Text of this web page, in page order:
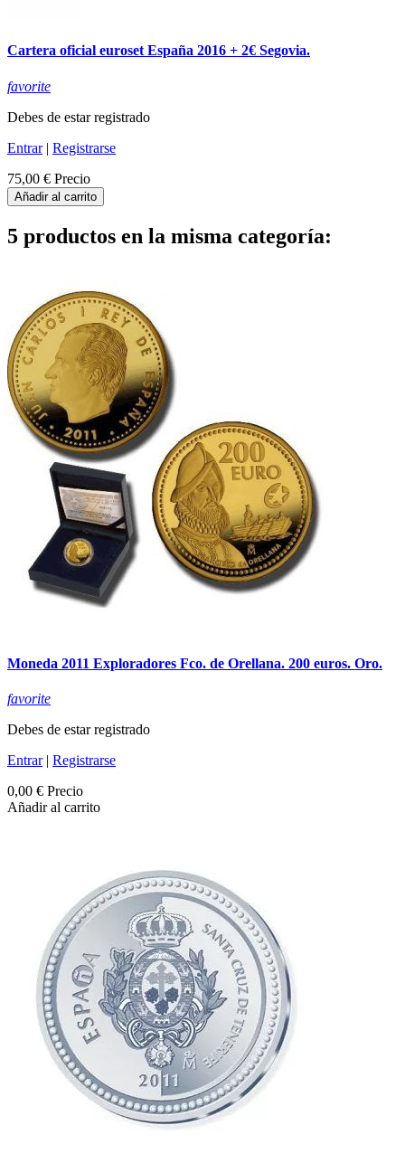
Cartera oficial euroset España 2016 + 2€ Segovia.
favorite
Debes de estar registrado
Entrar| Registrarse
75,00 € Precio
Añadir al carrito
5 productos en la misma categoría:
Moneda 2011 Exploradores Fco. de Orellana. 200 euros. Oro.
favorite
Debes de estar registrado
Entrar| Registrarse
0,00 € Precio
Añadir al carrito